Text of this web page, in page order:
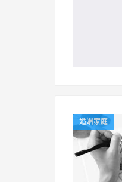
婚姻家庭